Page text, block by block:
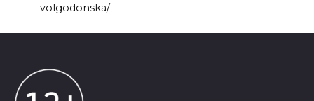
volgodonska/